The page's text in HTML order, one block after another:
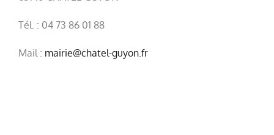
Tél. : 04 73 86 01 88
Mail : mairie@chatel-guyon.fr